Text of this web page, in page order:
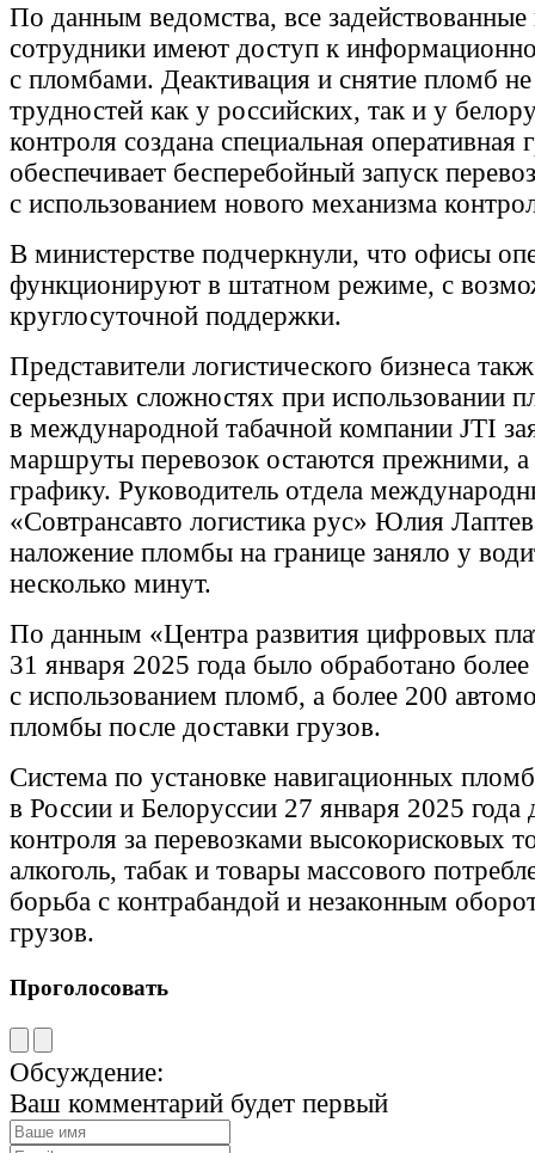
По данным ведомства, все задействованные
сотрудники имеют доступ к
с пломбами. Деактивация и снятие пломб
трудностей как у российских, так и у
контроля создана специальная оперативная
обеспечивает бесперебойный запуск
с использованием нового механизма
В министерстве подчеркнули, что офисы
функционируют в штатном режиме, с
круглосуточной поддержки.
Представители логистического бизнеса
серьезных сложностях при использовании
в международной табачной компании JTI
маршруты перевозок остаются прежними,
графику. Руководитель отдела
«Совтрансавто логистика рус» Юлия
наложение пломбы на границе заняло у
несколько минут.
По данным «Центра развития цифровых
31 января 2025 года было обработано
с использованием пломб, а более 200
пломбы после доставки грузов.
Система по установке навигационных
в России и Белоруссии 27 января 2025 года
контроля за перевозками высокорисковых
алкоголь, табак и товары массового
борьба с контрабандой и незаконным
грузов.
Проголосовать
Обсуждение:
Ваш комментарий будет первый